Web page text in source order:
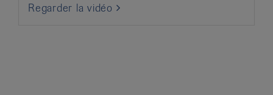
Regarder la vidéo